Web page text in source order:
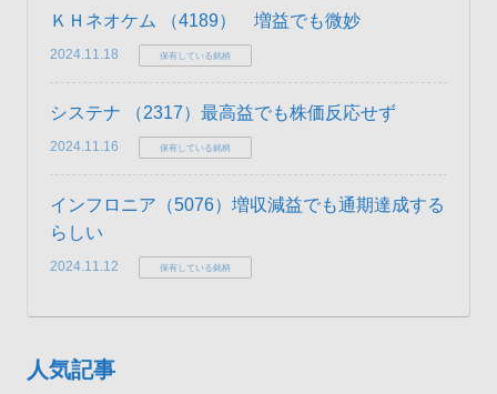
ＫＨネオケム （4189） 増益でも微妙
2024.11.18 保有している銘柄
システナ （2317）最高益でも株価反応せず
2024.11.16 保有している銘柄
インフロニア（5076）増収減益でも通期達成する
らしい
2024.11.12 保有している銘柄
人気記事